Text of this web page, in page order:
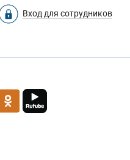
Вход для сотрудников